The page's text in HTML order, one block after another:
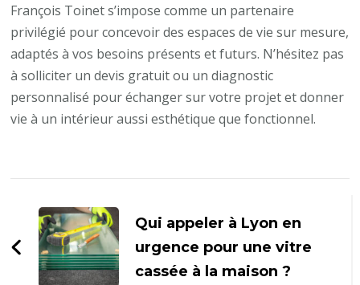
François Toinet s’impose comme un partenaire
privilégié pour concevoir des espaces de vie sur mesure,
adaptés à vos besoins présents et futurs. N’hésitez pas
à solliciter un devis gratuit ou un diagnostic
personnalisé pour échanger sur votre projet et donner
vie à un intérieur aussi esthétique que fonctionnel.
d'article
Qui appeler à Lyon en
urgence pour une vitre
cassée à la maison ?